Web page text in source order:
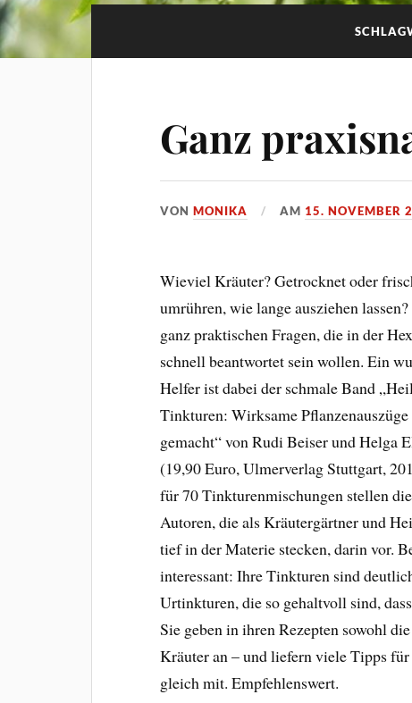
Ganz
VONMONIKA AM 15. NOVEMBER
Wieviel Kräuter? Getrocknet oder
umrühren, wie lange ausziehen
ganz praktischen Fragen, die in der
schnell beantwortet sein wollen. Ein
Helfer ist dabei der schmale Band
Tinkturen: Wirksame Pflanzenauszüge
gemacht“ von Rudi Beiser und Helga
(19,90 Euro, Ulmerverlag Stuttgart,
für 70 Tinkturenmischungen stellen
Autoren, die als Kräutergärtner und
tief in der Materie stecken, darin vor.
interessant: Ihre Tinkturen sind
Urtinkturen, die so gehaltvoll sind,
Sie geben in ihren Rezepten sowohl
Kräuter an – und liefern viele Tipps
gleich mit. Empfehlenswert.